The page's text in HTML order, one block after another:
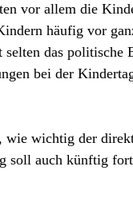
vor allem die
häufig vor
selten das
bei der
wichtig der
soll auch künftig